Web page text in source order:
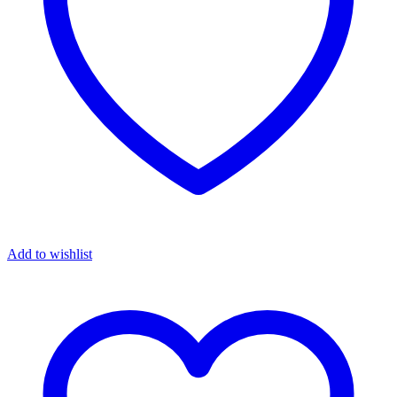
Add to wishlist